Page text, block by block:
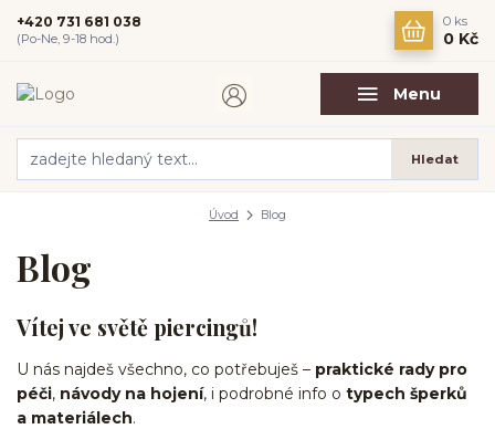
Menu
Hledat
+420 731 681 038
(Po-Ne, 9-18 hod.)
0 ks
0 Kč
Úvod Blog
Blog
Vítej ve světě piercingů!
U nás najdeš všechno, co potřebuješ – praktické rady pro
péči, návody na hojení, i podrobné info o typech šperků
a materiálech.